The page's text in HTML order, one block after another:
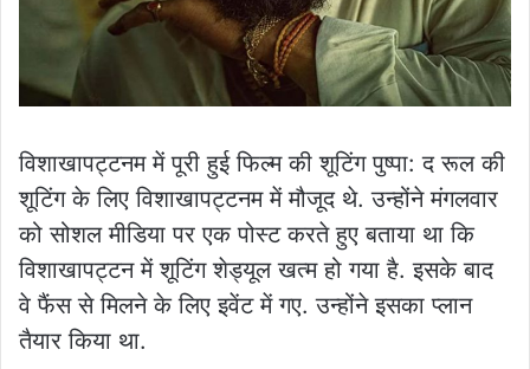
विशाखापट्टनम में पूरी हुई फिल्म की शूटिंग पुष्पा: द रूल की
शूटिंग के लिए विशाखापट्टनम में मौजूद थे. उन्होंने मंगलवार
को सोशल मीडिया पर एक पोस्ट करते हुए बताया था कि
विशाखापट्टन में शूटिंग शेड्यूल खत्म हो गया है. इसके बाद
वे फैंस से मिलने के लिए इवेंट में गए. उन्होंने इसका प्लान
तैयार किया था.